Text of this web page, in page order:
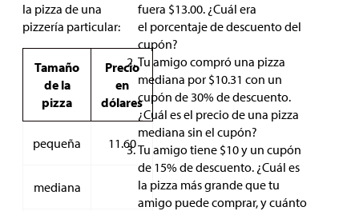
la pizza de una
pizzería particular:
Tamaño
de la
pizza
Precio
en
dólares
pequeña 11.60
mediana
fuera $13.00. ¿Cuál era
el porcentaje de descuento del
cupón?
Tu amigo compró una pizza
mediana por $10.31 con un
cupón de 30% de descuento.
¿Cuál es el precio de una pizza
mediana sin el cupón?
Tu amigo tiene $10 y un cupón
de 15% de descuento. ¿Cuál es
la pizza más grande que tu
amigo puede comprar, y cuánto